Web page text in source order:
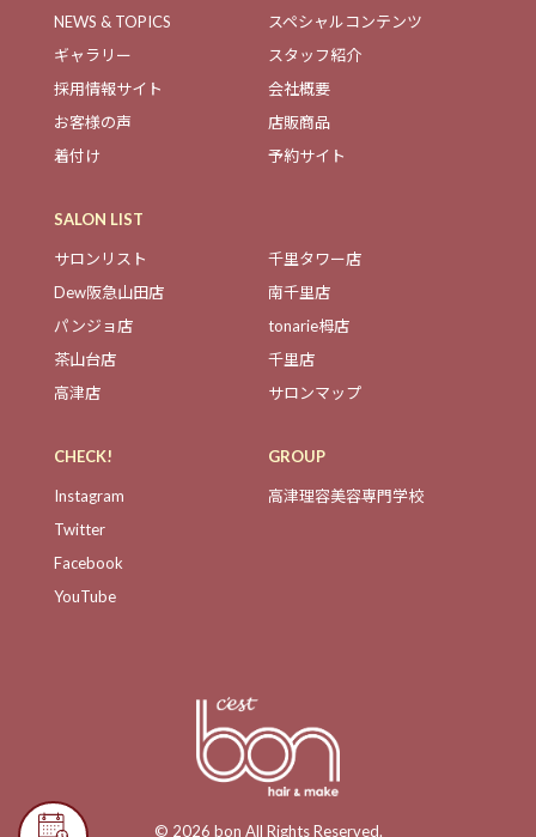
NEWS & TOPICS
スペシャルコンテンツ
ギャラリー
スタッフ紹介
採用情報サイト
会社概要
お客様の声
店販商品
着付け
予約サイト
SALON LIST
サロンリスト
千里タワー店
Dew阪急山田店
南千里店
パンジョ店
tonarie栂店
茶山台店
千里店
高津店
サロンマップ
CHECK!
Instagram
Twitter
Facebook
YouTube
GROUP
高津理容美容専門学校
© 2026 bon All Rights Reserved.